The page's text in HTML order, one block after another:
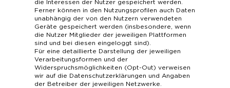
die Interessen der Nutzer gespeichert werden.
Ferner können in den Nutzungsprofilen auch Daten
unabhängig der von den Nutzern verwendeten
Geräte gespeichert werden (insbesondere, wenn
die Nutzer Mitglieder der jeweiligen Plattformen
sind und bei diesen eingeloggt sind).
Für eine detaillierte Darstellung der jeweiligen
Verarbeitungsformen und der
Widerspruchsmöglichkeiten (Opt-Out) verweisen
wir auf die Datenschutzerklärungen und Angaben
der Betreiber der jeweiligen Netzwerke.